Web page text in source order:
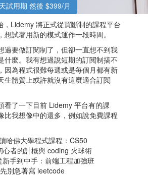
試用期 然後 $399/月
，Lidemy 將正式從買斷制的課程平台
想試著用新的模式運作一段時間。
過要做訂閱制了，但卻一直想不到我
什麼。我有想過說短期的訂閱制搞不
因為程式很難每週或是每個月都有新
生體質上或許就沒有這麼適合訂閱
看了一下目前 Lidemy 平台有的課
比我想像中的還多，例如說免費課程
哈佛大學程式課程：CS50
心者的計概與 coding 火球術
新手到中手：前端工程加強班
別急著寫 leetcode